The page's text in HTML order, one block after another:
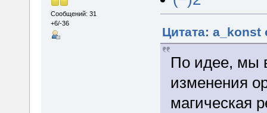
Сообщений: 31
+6/-36
Цитата: a_konst
По идее, мы
изменения
магическая